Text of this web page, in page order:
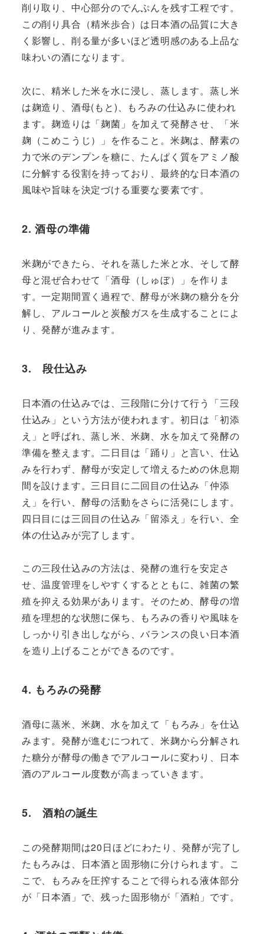
削り取り、中心部分のでんぷんを残す工程です。
この削り具合（精米歩合）は日本酒の品質に大き
く影響し、削る量が多いほど透明感のある上品な
味わいの酒になります。
次に、精米した米を水に浸し、蒸します。蒸し米
は麹造り、酒母(もと)、もろみの仕込みに使われ
ます。麹造りは「麹菌」を加えて発酵させ、「米
麹（こめこうじ）」を作ること。米麹は、酵素の
力で米のデンプンを糖に、たんぱく質をアミノ酸
に分解する役割を持っており、最終的な日本酒の
風味や旨味を決定づける重要な要素です。
2.酒母の準備
米麹ができたら、それを蒸した米と水、そして酵
母と混ぜ合わせて「酒母（しゅぼ）」を作りま
す。一定期間置く過程で、酵母が米麹の糖分を分
解し、アルコールと炭酸ガスを生成することによ
り、発酵が進みます。
3. 段仕込み
日本酒の仕込みでは、三段階に分けて行う「三段
仕込み」という方法が使われます。初日は「初添
え」と呼ばれ、蒸し米、米麹、水を加えて発酵の
準備を整えます。二日目は「踊り」と言い、仕込
みを行わず、酵母が安定して増えるための休息期
間を設けます。三日目に二回目の仕込み「仲添
え」を行い、酵母の活動をさらに活発にします。
四日目には三回目の仕込み「留添え」を行い、全
体の仕込みが完了します。
この三段仕込みの方法は、発酵の進行を安定さ
せ、温度管理をしやすくするとともに、雑菌の繁
殖を抑える効果があります。そのため、酵母の増
殖を理想的な状態に保ち、もろみの香りや風味を
しっかり引き出しながら、バランスの良い日本酒
を造り上げることができるのです。
4. もろみの発酵
酒母に蒸米、米麹、水を加えて「もろみ」を仕込
みます。発酵が進むにつれて、米麹から分解され
た糖分が酵母の働きでアルコールに変わり、日本
酒のアルコール度数が高まっていきます。
5. 酒粕の誕生
この発酵期間は20日ほどにわたり、発酵が完了し
たもろみは、日本酒と固形物に分けられます。こ
こで、もろみを圧搾することで得られる液体部分
が「日本酒」で、残った固形物が「酒粕」です。